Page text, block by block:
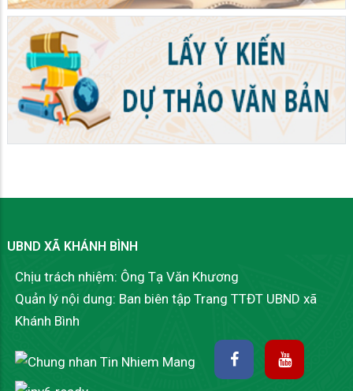
UBND XÃ KHÁNH BÌNH
Chịu trách nhiệm: Ông Tạ Văn Khương
Quản lý nội dung: Ban biên tập Trang TTĐT UBND xã
Khánh Bình